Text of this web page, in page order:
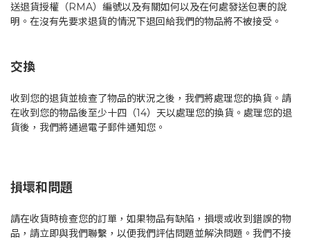
送退貨授權（RMA）編號以及有關如何以及在何處發送包裹的說
明。在沒有先要求退貨的情況下退回給我們的物品將不被接受。
交換
收到您的退貨並檢查了物品的狀況之後，我們將處理您的換貨。請
在收到您的物品後至少十四（14）天以處理您的換貨。處理您的退
貨後，我們將通過電子郵件通知您。
損壞和問題
請在收貨時檢查您的訂單，如果物品有缺陷，損壞或收到錯誤的物
品，請立即與我們聯繫，以便我們評估問題並解決問題。我們不接